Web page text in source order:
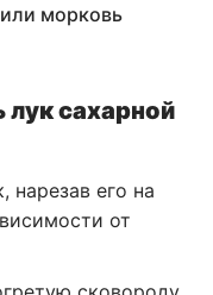
морковь
лук сахарной
нарезав его на
от